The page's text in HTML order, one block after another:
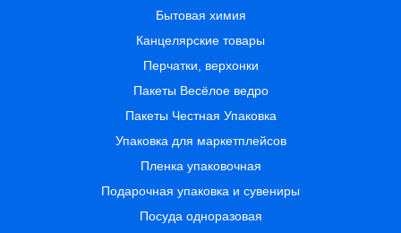
Бытовая химия
Канцелярские товары
Перчатки, верхонки
Пакеты Весёлое ведро
Пакеты Честная Упаковка
Упаковка для маркетплейсов
Пленка упаковочная
Подарочная упаковка и сувениры
Посуда одноразовая